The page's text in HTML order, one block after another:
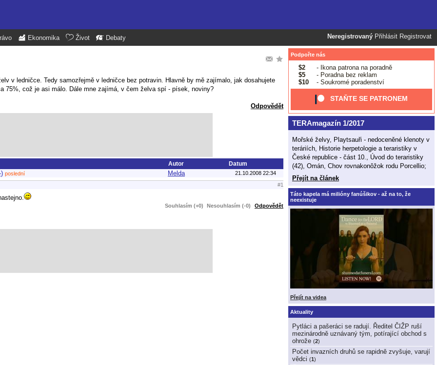
Neregistrovaný Přihlásit Registrovat
Ekonomika Život Debaty
v ledničce. Tedy samozřejmě v ledničce bez potravin. Hlavně by mě zajímalo, jak dosahujete
75%, což je asi málo. Dále mne zajímá, v čem želva spí - písek, noviny?
Odpovědět
Autor Datum
poslední Melda 21.10.2008 22:34
#1
Souhlasím (+0) Nesouhlasím (-0) Odpovědět
Podpořte nás
$2
- Ikona patrona na poradně
$5
- Poradna bez reklam
$10
- Soukromé poradenství
STAŇTE SE PATRONEM
TERAmagazín 1/2017
Mořské želvy, Playtsauři - nedoceněné klenoty v
teráriích, Historie herpetologie a teraristiky v
České republice - část 10., Úvod do teraristiky
(42), Omán, Chov rovnakonôžok rodu Porcellio;
Přejít na článek
Táto kapela má milióny fanúšikov - až na to, že
neexistuje
Přejít na videa
Aktuality
Pytláci a pašeráci se radují. Ředitel ČIŽP ruší
mezinárodně uznávaný tým, potírající obchod s
ohrože (2)
Počet invazních druhů se rapidně zvyšuje, varují
vědci (1)